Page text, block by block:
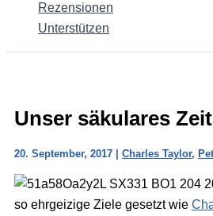
Rezensionen
Unterstützen
Unser säkulares
20. September, 2017 | Charles Taylor,
so ehrgeizige Ziele gesetzt wie